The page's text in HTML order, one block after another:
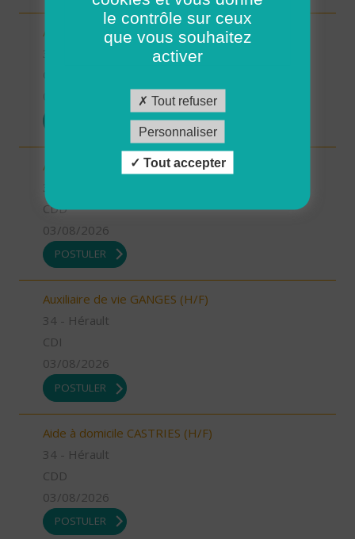
Aide à domicile LE CRES (H/F)
Aide à domicile GANGES (H/F)
CDD
03/08/2026
POSTULER
Auxiliaire de vie GANGES (H/F)
34 - Hérault
CDI
03/08/2026
POSTULER
Aide à domicile CASTRIES (H/F)
34 - Hérault
CDD
03/08/2026
POSTULER
le contrôle sur ceux
que vous souhaitez
activer
Tout refuser
Personnaliser
Tout accepter